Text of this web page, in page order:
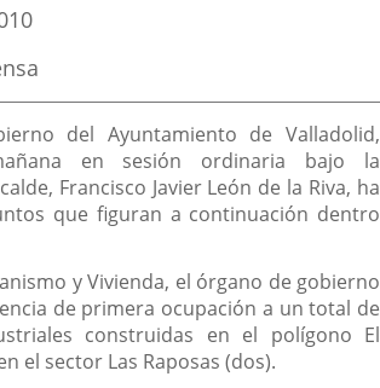
externa.externa.
del Ayuntamiento de Valladolid,
en sesión ordinaria bajo la
Francisco Javier León de la Riva, ha
que figuran a continuación dentro
y Vivienda, el órgano de gobierno
de primera ocupación a un total de
construidas en el polígono El
el sector Las Raposas (dos).